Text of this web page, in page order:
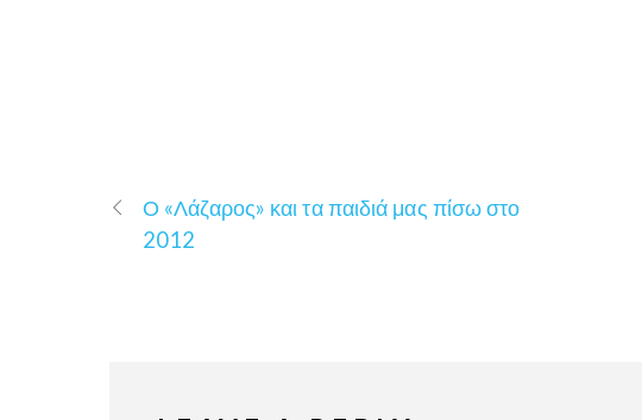
Ο «Λάζαρος» και τα παιδιά μας πίσω στο
2012